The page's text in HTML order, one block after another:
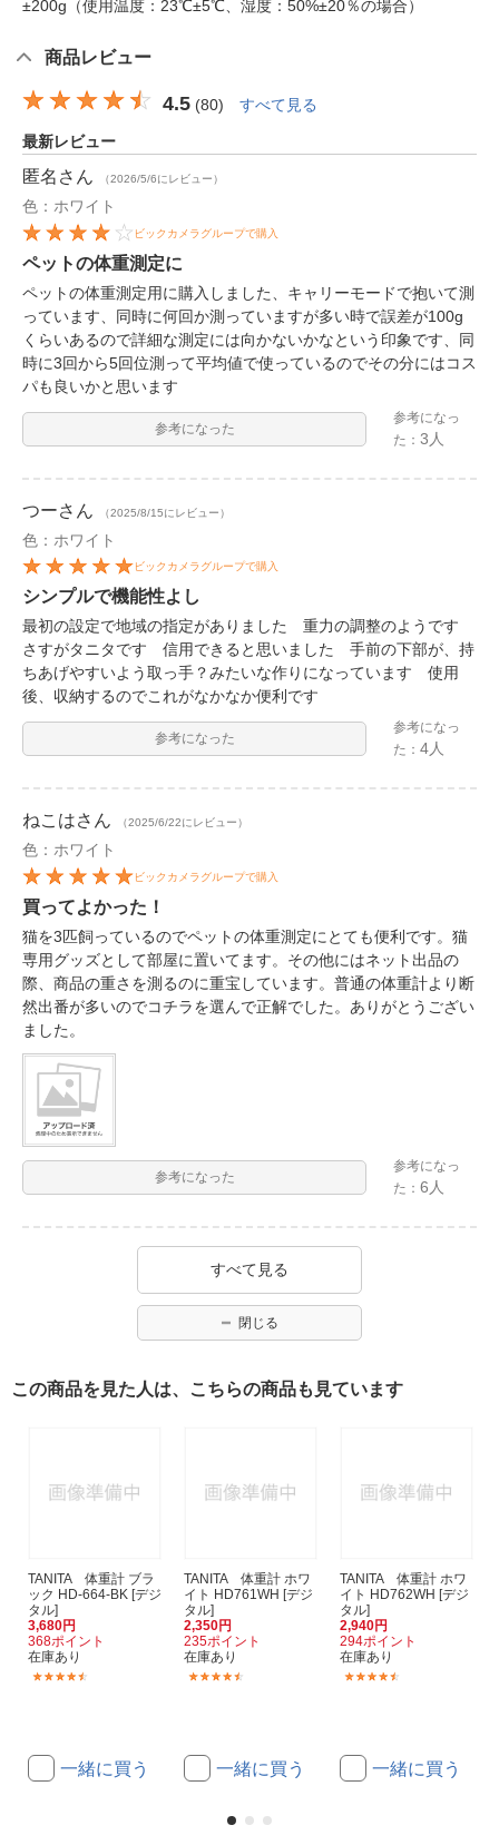
±200g（使用温度：23℃±5℃、湿度：50%±20％の場合）
商品レビュー
4.5 (80) すべて見る
最新レビュー
匿名 さん （2026/5/6にレビュー）
色：ホワイト
ビックカメラグループで購入
ペットの体重測定に
ペットの体重測定用に購入しました、キャリーモードで抱いて測
っています、同時に何回か測っていますが多い時で誤差が100g
くらいあるので詳細な測定には向かないかなという印象です、同
時に3回から5回位測って平均値で使っているのでその分にはコス
パも良いかと思います
参考になった
参考になっ
た：3人
つーさん （2025/8/15にレビュー）
色：ホワイト
ビックカメラグループで購入
シンプルで機能性よし
最初の設定で地域の指定がありました 重力の調整のようです
さすがタニタです 信用できると思いました 手前の下部が、持
ちあげやすいよう取っ手？みたいな作りになっています 使用
後、収納するのでこれがなかなか便利です
参考になった
参考になっ
た：4人
ねこはさん （2025/6/22にレビュー）
色：ホワイト
ビックカメラグループで購入
買ってよかった！
猫を3匹飼っているのでペットの体重測定にとても便利です。猫
専用グッズとして部屋に置いてます。その他にはネット出品の
際、商品の重さを測るのに重宝しています。普通の体重計より断
然出番が多いのでコチラを選んで正解でした。ありがとうござい
ました。
参考になった
参考になっ
た：6人
すべて見る
閉じる
この商品を見た人は、こちらの商品も見ています
TANITA 体重計 ブラ
ック HD-664-BK [デジ
タル]
3,680円
368ポイント
在庫あり
一緒に買う
TANITA 体重計 ホワ
イト HD761WH [デジ
タル]
2,350円
235ポイント
在庫あり
一緒に買う
TANITA 体重計 ホワ
イト HD762WH [デジ
タル]
2,940円
294ポイント
在庫あり
一緒に買う